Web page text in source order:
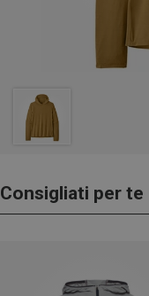
Consigliati per te